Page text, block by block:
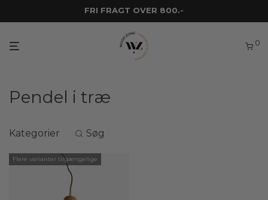
FRI FRAGT OVER 800.-
0
Pendel i træ
Kategorier Søg
Flere varianter tilgængelige